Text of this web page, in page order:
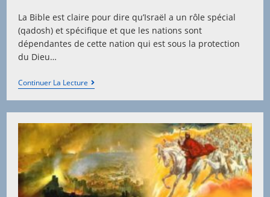
La Bible est claire pour dire qu’Israël a un rôle spécial
(qadosh) et spécifique et que les nations sont
dépendantes de cette nation qui est sous la protection
du Dieu…
Continuer La LectureIsraël,
Laboratoire
De
Dieu